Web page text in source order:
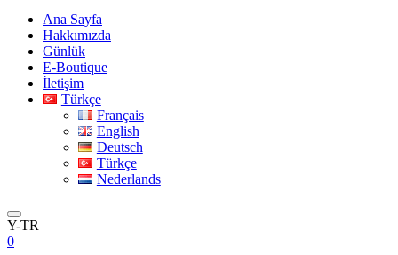
Ana Sayfa
Hakkımızda
Günlük
E-Boutique
İletişim
Türkçe
Français
English
Deutsch
Türkçe
Nederlands
Y-TR
0